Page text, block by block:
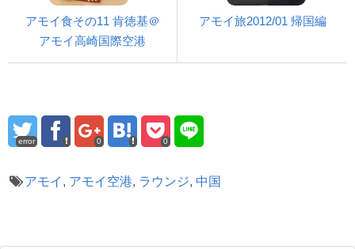
アモイ食その11 肯徳基＠
アモイ高崎国際空港
アモイ旅2012/01 帰国編
error 0 0
アモイ , アモイ空港, ラウンジ, 中国